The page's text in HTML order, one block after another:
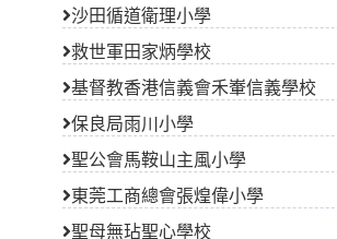
沙田循道衛理小學
救世軍田家炳學校
基督教香港信義會禾輋信義學校
保良局雨川小學
聖公會馬鞍山主風小學
東莞工商總會張煌偉小學
聖母無玷聖心學校